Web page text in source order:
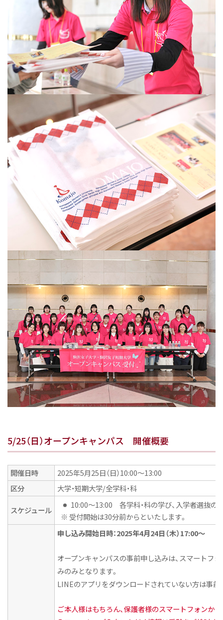
5/25（日）オープンキャンパス 開催概要
開催日時
2025年5月25日（日）10:00〜13:00
区分
大学・短期大学/全学科・科
スケジュール
10:00～13:00 各学科・科の学び、入学者選抜の
※ 受付開始は30分前からといたします。
申し込み開始日時：2025年4月24日（木）17:00〜
オープンキャンパスの事前申し込みは、スマートフ
みのみとなります。
LINEのアプリをダウンロードされていない方は事
ご本人様はもちろん、保護者様のスマートフォンか